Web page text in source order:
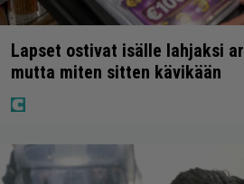
Lapset ostivat isälle lahjaksi
mutta miten sitten kävikään